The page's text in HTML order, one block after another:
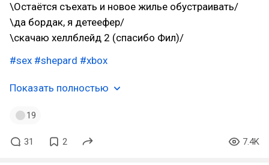
\Остаётся съехать и новое жилье обустраивать/
\да бордак, я детеефер/
\скачаю хеллблейд 2 (спасибо Фил)/
#sex #shepard #xbox
Показать полностью
19
31 2 7.4K